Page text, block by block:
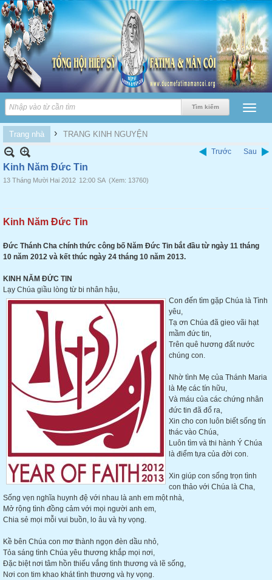
Trang nhà › TRANG KINH NGUYỆN
Trước Sau
Kinh Năm Đức Tin
13 Tháng Mười Hai 2012 12:00 SA (Xem: 13760)
Kinh Năm Đức Tin
Đức Thánh Cha chính thức công bố Năm Đức Tin bắt đầu từ ngày 11 tháng
10 năm 2012 và kết thúc ngày 24 tháng 10 năm 2013.
KINH NĂM ĐỨC TIN
Lạy Chúa giầu lòng từ bi nhân hậu,
Con đến tìm gặp Chúa là Tình
yêu,
Tạ ơn Chúa đã gieo vãi hạt
mầm đức tin,
Trên quê hương đất nước
chúng con.
Nhờ tình Mẹ của Thánh Maria
là Mẹ các tín hữu,
Và máu của các chứng nhân
đức tin đã đổ ra,
Xin cho con luôn biết sống tín
thác vào Chúa,
Luôn tìm và thi hành Ý Chúa
là điểm tựa của đời con.
Xin giúp con sống trọn tình
con thảo với Chúa là Cha,
Sống vẹn nghĩa huynh đệ với nhau là anh em một nhà,
Mở rộng tình đồng cảm với mọi người anh em,
Chia sẻ mọi mỗi vui buồn, lo âu và hy vọng.
Kề bên Chúa con mơ thành ngọn đèn dầu nhỏ,
Tỏa sáng tình Chúa yêu thương khắp mọi nơi,
Đặc biệt nơi tâm hồn thiếu vắng tình thương và lẽ sống,
Nơi con tim khao khát tình thương và hy vọng.